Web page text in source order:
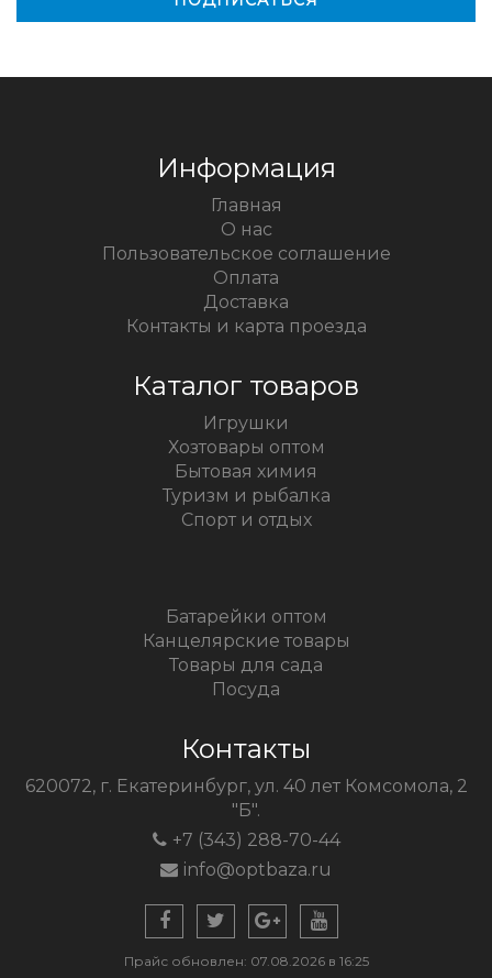
Информация
Главная
О нас
Пользовательское соглашение
Оплата
Доставка
Контакты и карта проезда
Каталог товаров
Игрушки
Хозтовары оптом
Бытовая химия
Туризм и рыбалка
Спорт и отдых
Батарейки оптом
Канцелярские товары
Товары для сада
Посуда
Контакты
620072, г. Екатеринбург, ул. 40 лет Комсомола, 2
"Б".
+7 (343) 288-70-44
info@optbaza.ru
Прайс обновлен: 07.08.2026 в 16:25